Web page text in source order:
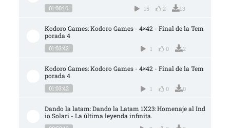
01:00:16 15 2 13
Kodoro Games: Kodoro Games - 4×42 - Final de la Tem
porada 4
01:03:42 1 0 2
Kodoro Games: Kodoro Games - 4×42 - Final de la Tem
porada 4
01:03:42 1 0 0
Dando la latam: Dando la Latam 1X23: Homenaje al Ind
io Solari - La última leyenda infinita.